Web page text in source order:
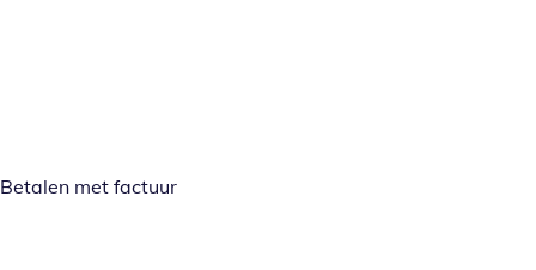
Betalen met factuur